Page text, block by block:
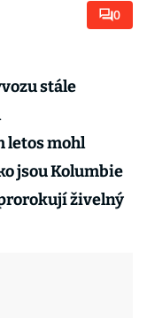
0
stále
letos mohl
jsou Kolumbie
živelný